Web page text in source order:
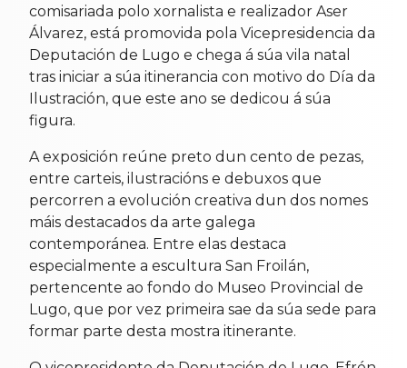
comisariada polo xornalista e realizador Aser
Álvarez, está promovida pola Vicepresidencia da
Deputación de Lugo e chega á súa vila natal
tras iniciar a súa itinerancia con motivo do Día da
Ilustración, que este ano se dedicou á súa
figura.
A exposición reúne preto dun cento de pezas,
entre carteis, ilustracións e debuxos que
percorren a evolución creativa dun dos nomes
máis destacados da arte galega
contemporánea. Entre elas destaca
especialmente a escultura San Froilán,
pertencente ao fondo do Museo Provincial de
Lugo, que por vez primeira sae da súa sede para
formar parte desta mostra itinerante.